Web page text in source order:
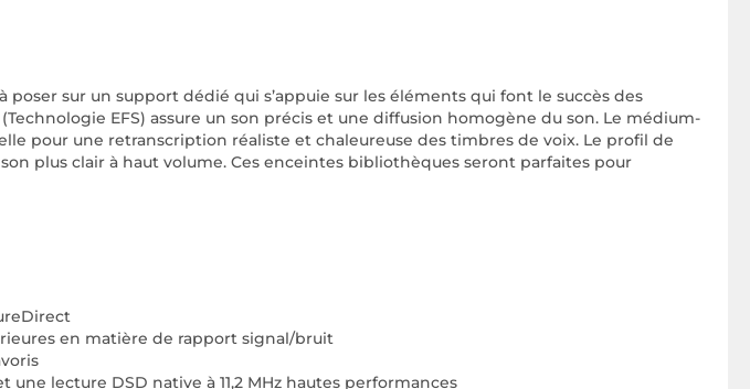
sur un support dédié qui s’appuie sur les éléments qui font le succès des
EFS) assure un son précis et une diffusion homogène du son. Le médium-
pour une retranscription réaliste et chaleureuse des timbres de voix. Le profil de
plus clair à haut volume. Ces enceintes bibliothèques seront parfaites pour
en matière de rapport signal/bruit
lecture DSD native à 11,2 MHz hautes performances